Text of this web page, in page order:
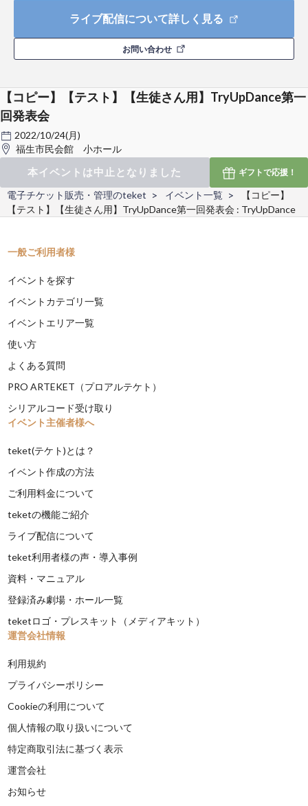
ライブ配信について詳しく見る
お問い合わせ
【コピー】【テスト】【生徒さん用】TryUpDance第一
回発表会
2022/10/24(月)
福生市民会館 小ホール
本イベントは中止となりました ギフトで応援！
電子チケット販売・管理のteket イベント一覧
【コピー】
【テスト】【生徒さん用】TryUpDance第一回発表会 : TryUpDance
一般ご利用者様
イベントを探す
イベントカテゴリ一覧
イベントエリア一覧
使い方
よくある質問
PRO ARTEKET（プロアルテケト）
シリアルコード受け取り
イベント主催者様へ
teket(テケト)とは？
イベント作成の方法
ご利用料金について
teketの機能ご紹介
ライブ配信について
teket利用者様の声・導入事例
資料・マニュアル
登録済み劇場・ホール一覧
teketロゴ・プレスキット（メディアキット）
運営会社情報
利用規約
プライバシーポリシー
Cookieの利用について
個人情報の取り扱いについて
特定商取引法に基づく表示
運営会社
お知らせ